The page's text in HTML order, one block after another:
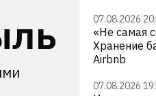
07.08.2026
«Не самая
Хранение
Airbnb
07.08.2026